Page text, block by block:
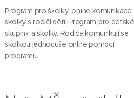
Program pro školky, online komunikace
školky s rodiči dětí. Program pro dětské
skupiny a školky. Rodiče komunikují se
školkou jednoduše online pomocí
programu.